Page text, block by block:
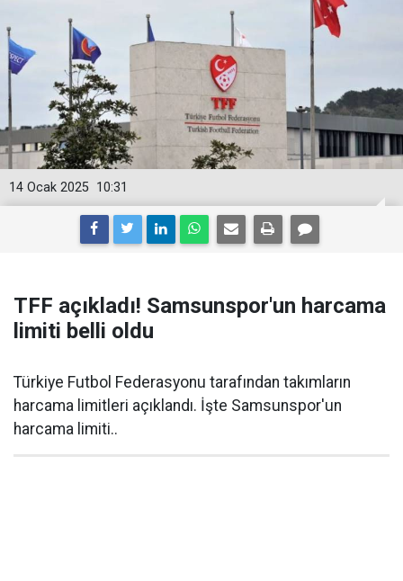
10:31
14 Ocak 2025
TFF açıkladı! Samsunspor'un harcama
limiti belli oldu
Türkiye Futbol Federasyonu tarafından takımların
harcama limitleri açıklandı. İşte Samsunspor'un
harcama limiti..